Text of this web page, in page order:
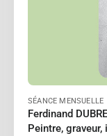
SÉANCE MENSUELLE
Ferdinand
Peintre,